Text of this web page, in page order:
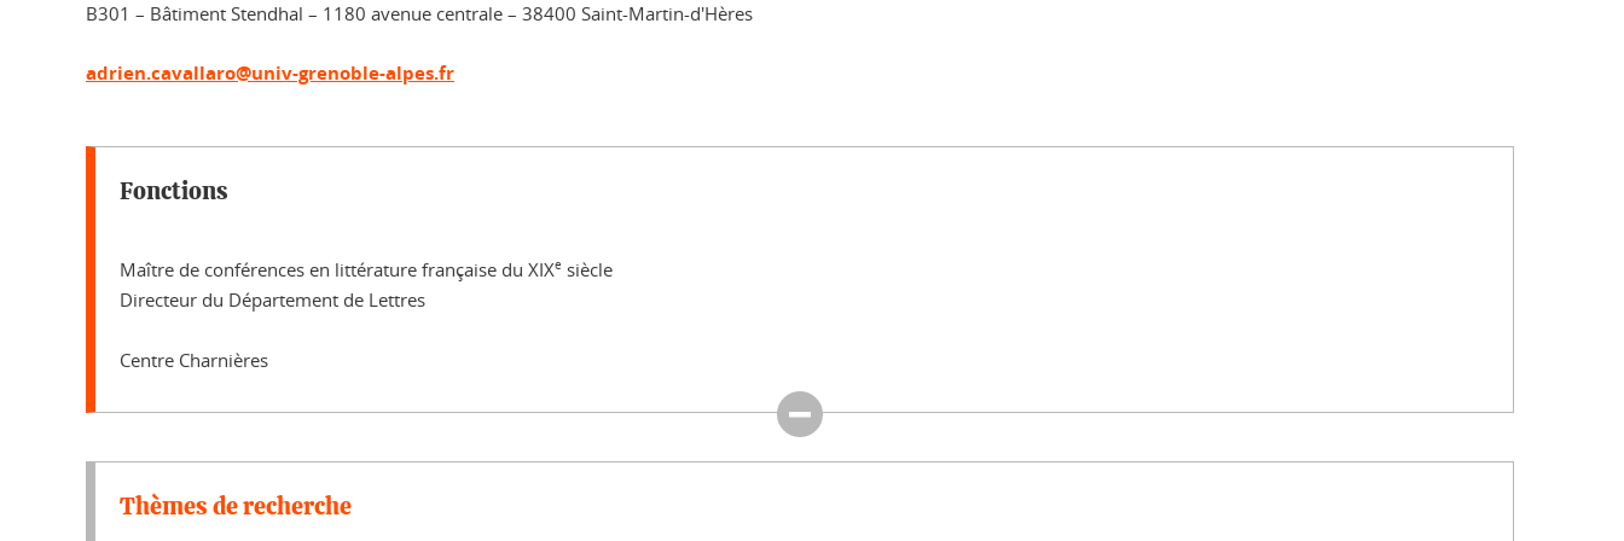
B301 – Bâtiment Stendhal – 1180 avenue centrale – 38400 Saint-Martin-d'Hères
adrien.cavallaro@univ-grenoble-alpes.fr
Fonctions
Maître de conférences en littérature française du XIXe siècle
Directeur du Département de Lettres
Centre Charnières
Thèmes de recherche